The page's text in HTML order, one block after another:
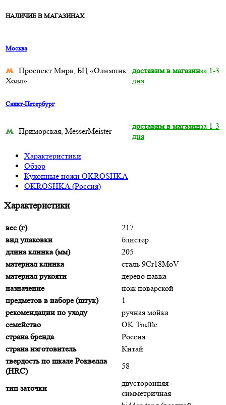
НАЛИЧИЕ В МАГАЗИНАХ
Москва
Проспект Мира, БЦ «Олимпик
Холл»
доставим в магазинза 1-3
дня
Санкт-Петербург
Приморская, MesserMeister
доставим в магазинза 1-3
дня
Характеристики
Обзор
Кухонные ножи OKROSHKA
OKROSHKA (Россия)
Характеристики
вес (г)
217
вид упаковки
блистер
длина клинка (мм)
205
материал клинка
сталь 9Cr18MoV
материал рукояти
дерево пакка
назначение
нож поварской
предметов в наборе (штук)
1
рекомендации по уходу
ручная мойка
семейство
OK Truffle
страна бренда
Россия
страна изготовитель
Китай
твердость по шкале Роквелла
(HRC)
58
тип заточки
двусторонняя
симметричная